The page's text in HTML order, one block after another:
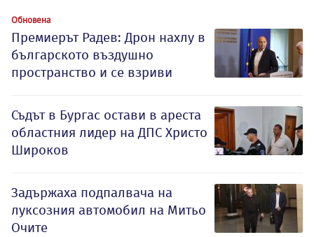
Обновена
Премиерът Радев: Дрон нахлу в
българското въздушно
пространство и се взриви
Съдът в Бургас остави в ареста
областния лидер на ДПС Христо
Широков
Задържаха подпалвача на
луксозния автомобил на Митьо
Очите